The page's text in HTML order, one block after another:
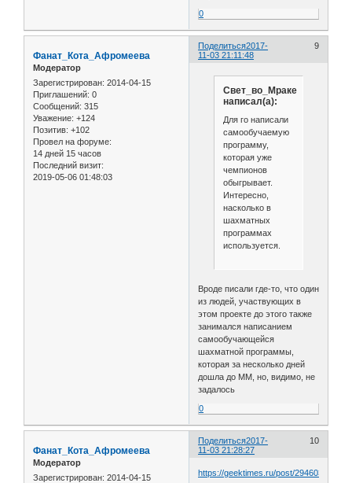
0
Поделиться 9
2017-
11-03 21:11:48
Фанат_Кота_Афромеева
Модератор
Зарегистрирован: 2014-04-15
Приглашений: 0
Сообщений: 315
Уважение: +124
Позитив: +102
Провел на форуме:
14 дней 15 часов
Последний визит:
2019-05-06 01:48:03
Свет_во_Мраке
написал(а):
Для го написали
самообучаемую
программу,
которая уже
чемпионов
обыгрывает.
Интересно,
насколько в
шахматных
программах
используется.
Вроде писали где-то, что один
из людей, участвующих в
этом проекте до этого также
занимался написанием
самообучающейся
шахматной программы,
которая за несколько дней
дошла до ММ, но, видимо, не
задалось
0
Поделиться 10
2017-
11-03 21:28:27
Фанат_Кота_Афромеева
Модератор
Зарегистрирован: 2014-04-15
https://geektimes.ru/post/294603/